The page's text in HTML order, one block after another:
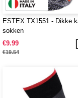
ESTEX TX1551 - Dikke
sokken
€9.99
€19.54